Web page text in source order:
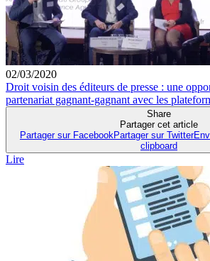
02/03/2020
Droit voisin des éditeurs de presse : une
partenariat gagnant-gagnant avec les
Share
Partager cet article
Partager sur Facebook Partager sur Twitter
clipboard
Lire